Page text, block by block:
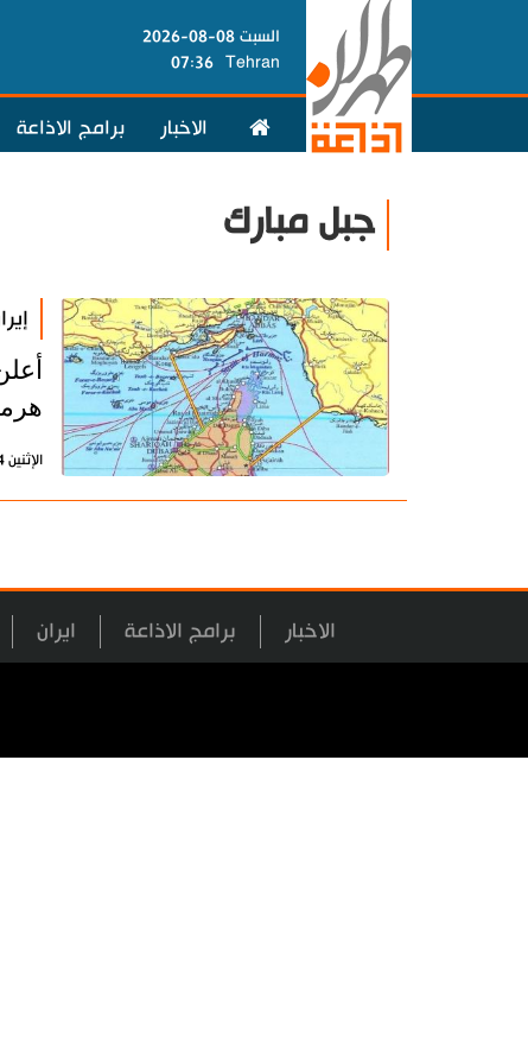
السبت 08-08-2026
Tehran
07:36
الاخبار برامج الاذاعة
جبل مبارك
الإثنين 4 مايو 2026 - 14:03 بتوقيت طهران
الاخبار برامج الاذاعة ايران